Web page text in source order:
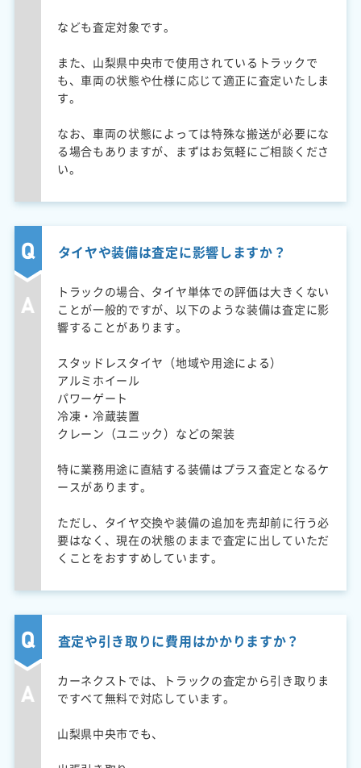
なども査定対象です。
また、山梨県中央市で使用されているトラックで
も、車両の状態や仕様に応じて適正に査定いたしま
す。
なお、車両の状態によっては特殊な搬送が必要にな
る場合もありますが、まずはお気軽にご相談くださ
い。
タイヤや装備は査定に影響しますか？
トラックの場合、タイヤ単体での評価は大きくない
ことが一般的ですが、以下のような装備は査定に影
響することがあります。
スタッドレスタイヤ（地域や用途による）
アルミホイール
パワーゲート
冷凍・冷蔵装置
クレーン（ユニック）などの架装
特に業務用途に直結する装備はプラス査定となるケ
ースがあります。
ただし、タイヤ交換や装備の追加を売却前に行う必
要はなく、現在の状態のままで査定に出していただ
くことをおすすめしています。
査定や引き取りに費用はかかりますか？
カーネクストでは、トラックの査定から引き取りま
ですべて無料で対応しています。
山梨県中央市でも、